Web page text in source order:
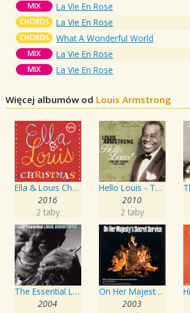
MIX La Vie En Rose
CHORDS La Vie En Rose
CHORDS What A Wonderful World
MIX La Vie En Rose
MIX La Vie En Rose
Więcej albumów od Louis Armstrong
Ella & Louis Christmas
2016
2 taby
Hello Louis - The Hit Years
2010
2 taby
The Essential Louis Armstrong
2004
On Her Majesty's Secret Service
2003